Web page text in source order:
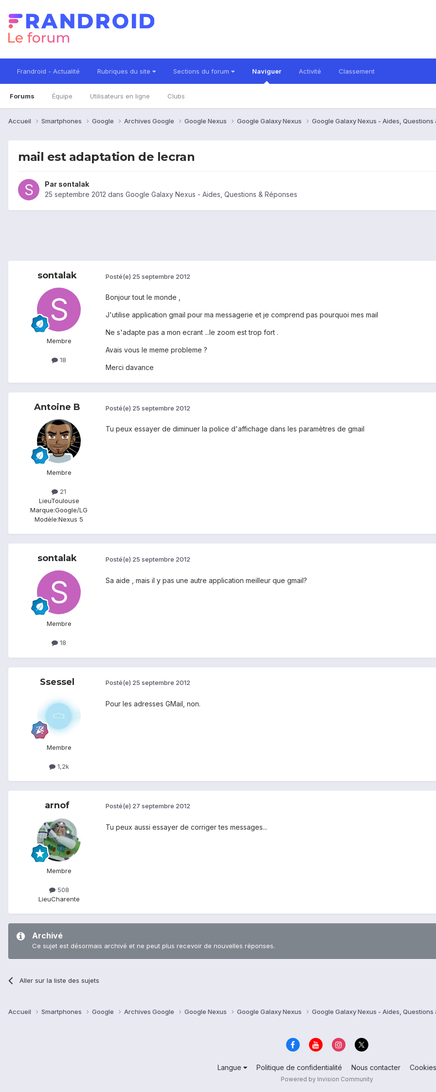
Frandroid - Actualité Rubriques du site Sections du forum Naviguer
Forums Équipe Utilisateurs en ligne Clubs
Activité Classement
Accueil Smartphones Google Archives Google Google Nexus Google Galaxy Nexus Google Galaxy Nexus - Aides, Questions
mail est adaptation de lecran
Par sontalak
25 septembre 2012 dans Google Galaxy Nexus - Aides, Questions & Réponses
sontalak
Membre
18
Posté(e) 25 septembre 2012
Bonjour tout le monde ,
J'utilise application gmail pour ma messagerie et je comprend pas pourquoi mes mail
Ne s'adapte pas a mon ecrant ...le zoom est trop fort .
Avais vous le meme probleme ?
Merci davance
Antoine B
Membre
21
LieuToulouse
Marque:Google/LG
Modèle:Nexus 5
Posté(e) 25 septembre 2012
Tu peux essayer de diminuer la police d'affichage dans les paramètres de gmail
sontalak
Membre
18
Posté(e) 25 septembre 2012
Sa aide , mais il y pas une autre application meilleur que gmail?
Ssessel
Membre
1,2k
Posté(e) 25 septembre 2012
Pour les adresses GMail, non.
arnof
Membre
508
LieuCharente
Posté(e) 27 septembre 2012
Tu peux aussi essayer de corriger tes messages...
Archivé
Ce sujet est désormais archivé et ne peut plus recevoir de nouvelles réponses.
Aller sur la liste des sujets
Accueil Smartphones Google Archives Google Google Nexus Google Galaxy Nexus Google Galaxy Nexus - Aides, Questions
Langue Politique de confidentialité Nous contacter Cookies
Powered by Invision Community